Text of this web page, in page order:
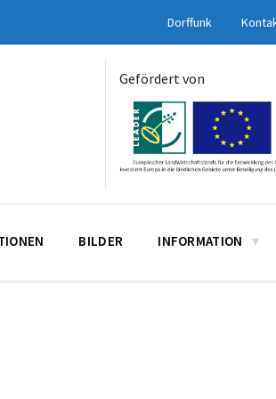
Dorffunk
Gefördert von
BILDER INFORMATION